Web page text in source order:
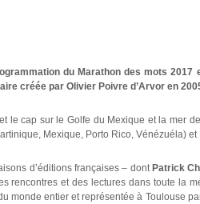
du Marathon des mots
créée par Olivier Poivre d’Arvor en
le cap sur le Golfe du Mexique et la mer
Mexique, Porto Rico, Vénézuéla) et
d’éditions françaises – dontPatrick
rencontres et des lectures dans toute la
monde entier et représentée à Toulouse